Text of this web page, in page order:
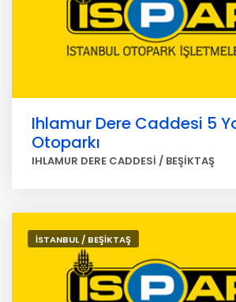
Ihlamur Dere Caddesi 5
Otoparkı
IHLAMUR DERE CADDESİ / BEŞİKTAŞ
İSTANBUL / BEŞİKTAŞ